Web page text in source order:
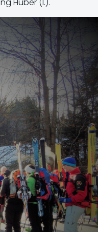
Huber (l.).